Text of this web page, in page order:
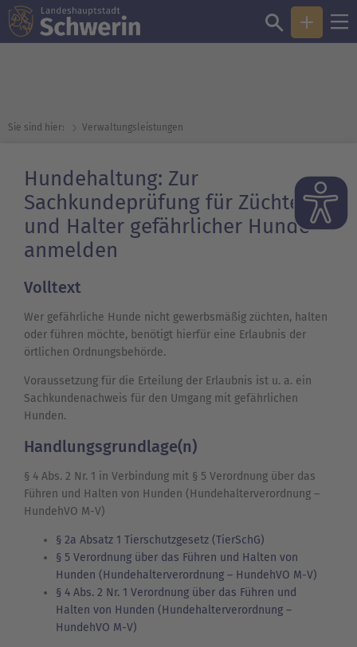
Sie sind hier: Verwaltungsleistungen
Hundehaltung: Zur
Sachkundeprüfung für Züchter
und Halter gefährlicher Hunde
anmelden
Volltext
Wer gefährliche Hunde nicht gewerbsmäßig züchten, halten
oder führen möchte, benötigt hierfür eine Erlaubnis der
örtlichen Ordnungsbehörde.
Voraussetzung für die Erteilung der Erlaubnis ist u. a. ein
Sachkundenachweis für den Umgang mit gefährlichen
Hunden.
Handlungsgrundlage(n)
§ 4 Abs. 2 Nr. 1 in Verbindung mit § 5 Verordnung über das
Führen und Halten von Hunden (Hundehalterverordnung –
HundehVO M-V)
§ 2a Absatz 1 Tierschutzgesetz (TierSchG)
§ 5 Verordnung über das Führen und Halten von
Hunden (Hundehalterverordnung – HundehVO M-V)
§ 4 Abs. 2 Nr. 1 Verordnung über das Führen und
Halten von Hunden (Hundehalterverordnung –
HundehVO M-V)